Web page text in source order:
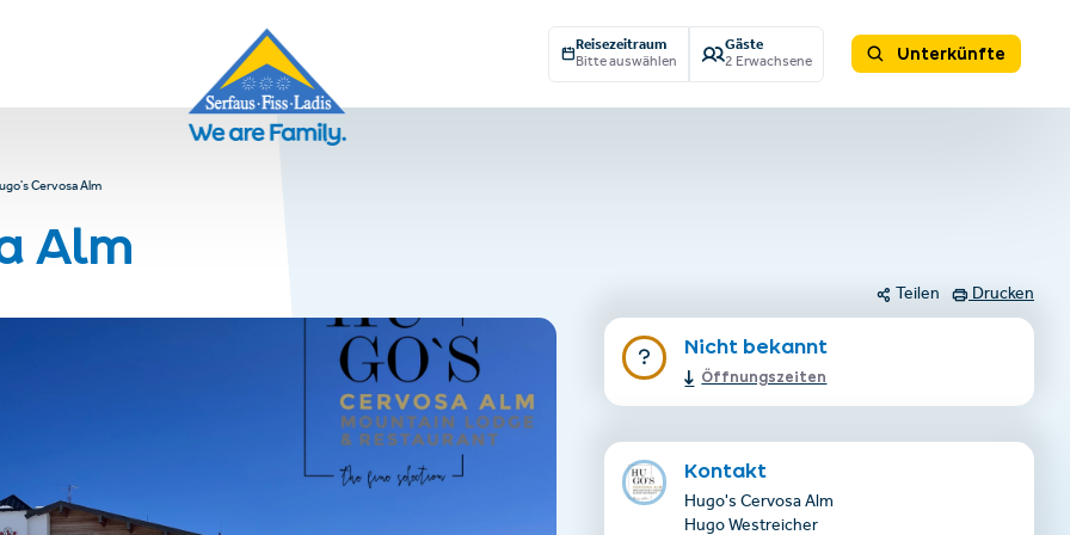
Reisezeitraum
Bitte auswählen
Gäste
2 Erwachsene
Unterkünfte
Cervosa Alm
Alm
Teilen Drucken
Nicht bekannt
Öffnungszeiten
Kontakt
Hugo's Cervosa Alm
Hugo Westreicher